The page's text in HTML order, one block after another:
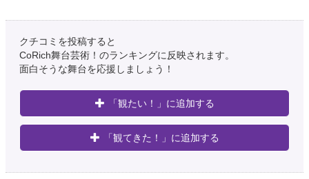
クチコミを投稿すると
CoRich舞台芸術！のランキングに反映されます。
面白そうな舞台を応援しましょう！
「観たい！」に追加する
「観てきた！」に追加する